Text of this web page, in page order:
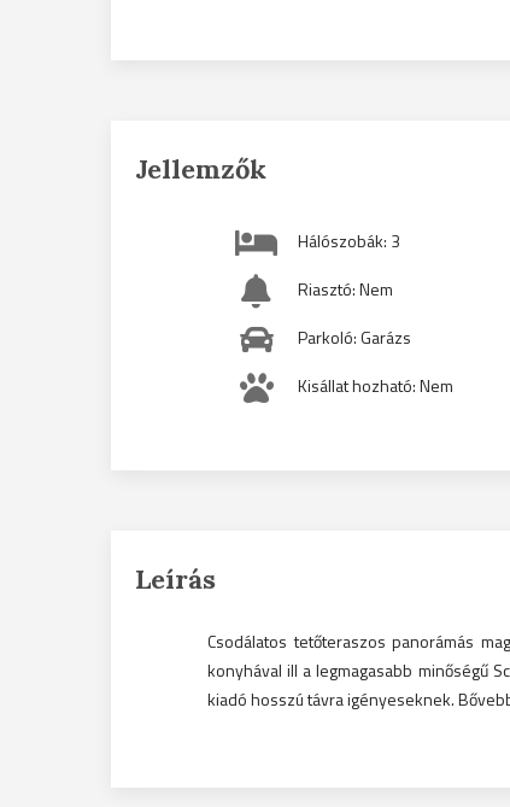
Jellemzők
Hálószobák: 3
Riasztó: Nem
Parkoló: Garázs
Kisállat hozható: Nem
Leírás
Csodálatos tetőteraszos panorámás
konyhával ill a legmagasabb minőségű
kiadó hosszú távra igényeseknek.